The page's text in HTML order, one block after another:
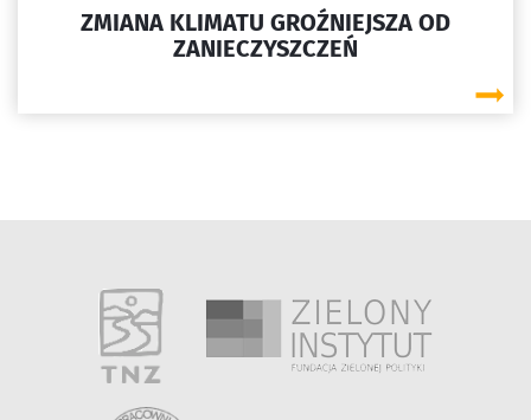
ZMIANA KLIMATU GROŹNIEJSZA OD
ZANIECZYSZCZEŃ